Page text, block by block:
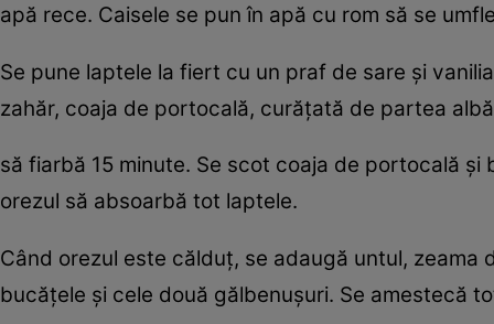
apă rece. Caisele se pun în apă cu rom să se
Se pune laptele la fiert cu un praf de sare şi
zahăr, coaja de portocală, curăţată de partea
să fiarbă 15 minute. Se scot coaja de portocală
orezul să absoarbă tot laptele.
Când orezul este călduţ, se adaugă untul,
bucăţele şi cele două gălbenuşuri. Se amestecă